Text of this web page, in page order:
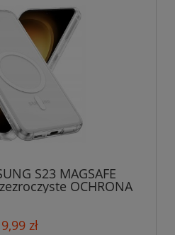
S23 MAGSAFE
OCHRONA
CASE
zł